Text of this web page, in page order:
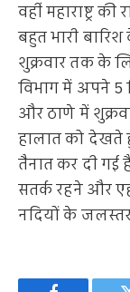
वहीं महाराष्ट्र
बहुत भारी
शुक्रवार तक के
विभाग में अपने 5
और ठाणे में
हालात को देखते
तैनात कर दी गई
सतर्क रहने और
नदियों के